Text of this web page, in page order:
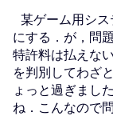
某ゲーム用シス
にする．が，問
特許料は払えな
を判別してわざ
ょっと過ぎまし
ね．こんなので